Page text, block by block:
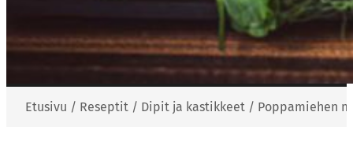
Etusivu / Reseptit / Dipit ja kastikkeet / Poppamiehen